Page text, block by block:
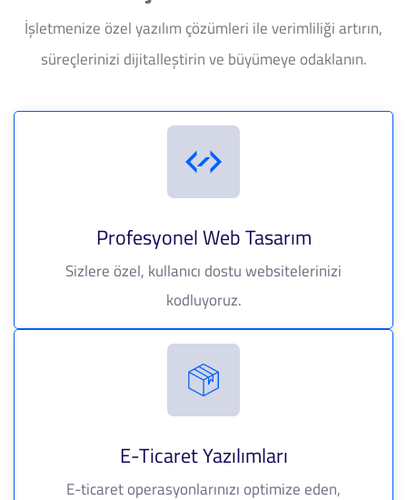
İşletmenize özel yazılım çözümleri ile verimliliği artırın,
süreçlerinizi dijitalleştirin ve büyümeye odaklanın.
Profesyonel Web Tasarım
Sizlere özel, kullanıcı dostu websitelerinizi
kodluyoruz.
E-Ticaret Yazılımları
E-ticaret operasyonlarınızı optimize eden,